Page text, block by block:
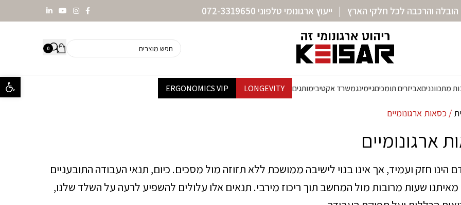
פתח
הובלה והרכבה לכל חלקי הארץ | ייעוץ ארגונומי טלפוני 072-3319650
0
מתכוונניםאביזרים תומכיםגיימינגמשרד אקטיבימותגים LONGEVITY
ERGONOMICS VIP
כסאות ארגונומיים
ארגונומיים
הינו חזק ועמיד, אך אינו בנוי לישיבה ממושכת ללא תזוזה מול מסכים. כיום, תנאי העבודה התובעניים
מאיתנו שעות מרובות מול המחשב תוך ריכוז מירבי. תנאים אלו עלולים להשפיע לרעה על השלד שלנו,